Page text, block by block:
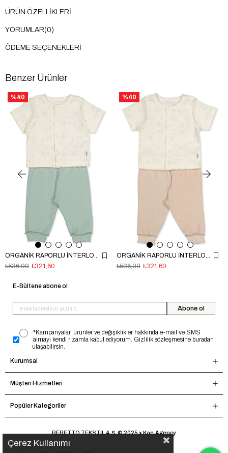
ÜRÜN ÖZELLIKLERI
YORUMLAR(0)
ÖDEME SEÇENEKLERI
Benzer Ürünler
ORGANİK RAPORLU İNTERLOK PATİKSİZ MİNİ PİJAMA (ORGANIC FARM) MİNT
₺321,60
₺536,00
%40
ORGANİK RAPORLU İNTERLOK PATİKSİZ MİNİ PİJAMA (ORGANIC FARM) BEJ
₺321,60
₺536,00
%40
E-Bültene abone ol
Abone ol
*Kampanyalar, ürünler ve değişiklikler hakkında e-mail ve SMS
almayı kendi rızamla kabul ediyorum. Gizlilik sözleşmesine buradan
ulaşabilirsin.
Kurumsal
Müşteri Hizmetleri
Popüler Kategoriler
BEBETTO TEKSTİL A.Ş. © 2025 x Kae.Agency
Çerez Kullanımı